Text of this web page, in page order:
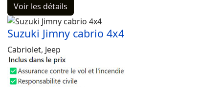
Voir les détails
Suzuki Jimny cabrio 4x4
Cabriolet, Jeep